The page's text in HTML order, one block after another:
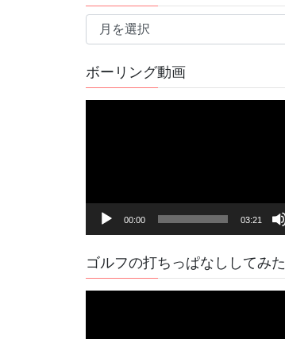
過
記
事
ボーリング動画
ヤ
00:00 03:21
ゴルフの打ちっぱなししてみた